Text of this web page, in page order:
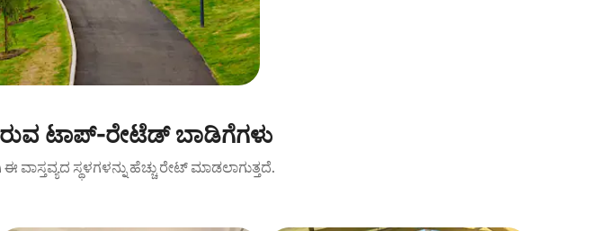
ಟಾಪ್-ರೇಟೆಡ್ ಬಾಡಿಗೆಗಳು
ಈ ವಾಸ್ತವ್ಯದ ಸ್ಥಳಗಳನ್ನು ಹೆಚ್ಚು ರೇಟ್ ಮಾಡಲಾಗುತ್ತದೆ.